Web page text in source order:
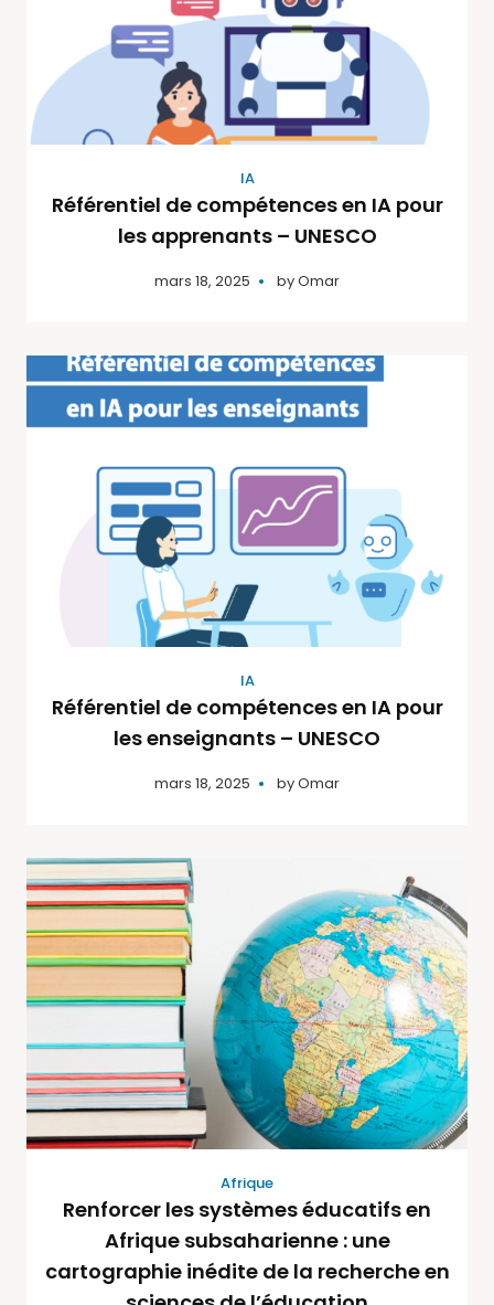
IA
Référentiel de compétences en IA pour
les apprenants – UNESCO
mars 18, 2025 byOmar
IA
Référentiel de compétences en IA pour
les enseignants – UNESCO
mars 18, 2025 byOmar
Afrique
Renforcer les systèmes éducatifs en
Afrique subsaharienne : une
cartographie inédite de la recherche en